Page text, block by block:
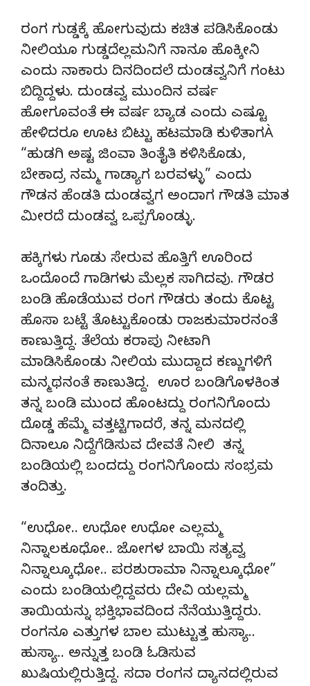
ರಂಗ ಗುಡ್ಡಕ್ಕೆ ಹೋಗುವುದು ಕಚಿತ ಪಡಿಸಿಕೊಂಡು
ನೀಲಿಯೂ ಗುಡ್ಡದೆಲ್ಲಮನಿಗೆ ನಾನೂ ಹೊಕ್ಕೀನಿ
ಎಂದು ನಾಕಾರು ದಿನದಿಂದಲೆ ದುಂಡವ್ವನಿಗೆ ಗಂಟು
ಬಿದ್ದಿದ್ದಳು. ದುಂಡವ್ವ ಮುಂದಿನ ವರ್ಷ
ಹೋಗೂವಂತೆ ಈ ವರ್ಷ ಬ್ಯಾಡ ಎಂದು ಎಷ್ಟೂ
ಹೇಳಿದರೂ ಊಟ ಬಿಟ್ಟು ಹಟಮಾಡಿ ಕುಳಿತಾಗÀ
“ಹುಡಗಿ ಅಷ್ಟ ಜಿಂವಾ ತಿಂತೈತಿ ಕಳಿಸಿಕೊಡು,
ಬೇಕಾದ್ರ ನಮ್ಮ ಗಾಡ್ಯಾಗ ಬರವಳ್ಳು” ಎಂದು
ಗೌಡನ ಹೆಂಡತಿ ದುಂಡವ್ವಗ ಅಂದಾಗ ಗೌಡತಿ ಮಾತ
ಮೀರದೆ ದುಂಡವ್ವ ಒಪ್ಪಗೊಂಡ್ಳು.
ಹಕ್ಕಿಗಳು ಗೂಡು ಸೇರುವ ಹೊತ್ತಿಗೆ ಊರಿಂದ
ಒಂದೊಂದೆ ಗಾಡಿಗಳು ಮೆಲ್ಲಕ ಸಾಗಿದವು. ಗೌಡರ
ಬಂಡಿ ಹೊಡೆಯುವ ರಂಗ ಗೌಡರು ತಂದು ಕೊಟ್ಟ
ಹೊಸಾ ಬಟ್ಟೆ ತೊಟ್ಟುಕೊಂಡು ರಾಜಕುಮಾರನಂತೆ
ಕಾಣುತ್ತಿದ್ದ. ತೆಲೆಯ ಕರಾಪು ನೀಟಾಗಿ
ಮಾಡಿಸಿಕೊಂಡು ನೀಲಿಯ ಮುದ್ದಾದ ಕಣ್ಣುಗಳಿಗೆ
ಮನ್ಮಥನಂತೆ ಕಾಣುತಿದ್ದ. ಊರ ಬಂಡಿಗೊಳಕಿಂತ
ತನ್ನ ಬಂಡಿ ಮುಂದ ಹೊಂಟದ್ದು ರಂಗನಿಗೊಂದು
ದೊಡ್ಡ ಹೆಮ್ಮೆ ವತ್ತಟ್ಟಿಗಾದರೆ, ತನ್ನ ಮನದಲ್ಲಿ
ದಿನಾಲೂ ನಿದ್ದೆಗೆಡಿಸುವ ದೇವತೆ ನೀಲಿ ತನ್ನ
ಬಂಡಿಯಲ್ಲಿ ಬಂದದ್ದು ರಂಗನಿಗೊಂದು ಸಂಭ್ರಮ
ತಂದಿತ್ತು.
“ಉಧೋ.. ಉಧೋ ಉಧೋ ಎಲ್ಲಮ್ಮ
ನಿನ್ನಾಲಕೂಧೋ.. ಜೋಗಳ ಬಾಯಿ ಸತ್ಯವ್ವ
ನಿನ್ನಾಲ್ಕೂಧೋ.. ಪರಶುರಾಮಾ ನಿನ್ನಾಲ್ಕೂಧೋ”
ಎಂದು ಬಂಡಿಯಲ್ಲಿದ್ದವರು ದೇವಿ ಯಲ್ಲಮ್ಮ
ತಾಯಿಯನ್ನು ಭಕ್ತಿಭಾವದಿಂದ ನೆನೆಯುತ್ತಿದ್ದರು.
ರಂಗನೂ ಎತ್ತುಗಳ ಬಾಲ ಮುಟ್ಟುತ್ತ ಹುಸ್ಯಾ..
ಹುಸ್ಯಾ.. ಅನ್ನುತ್ತ ಬಂಡಿ ಓಡಿಸುವ
ಖುಷಿಯಲ್ಲಿರುತ್ತಿದ್ದ. ಸದಾ ರಂಗನ ದ್ಯಾನದಲ್ಲಿರುವ